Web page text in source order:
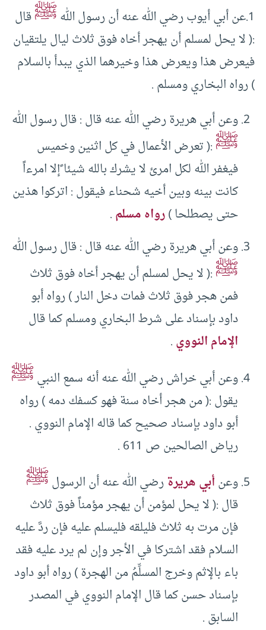
1.عن أبي أيوب رضي الله عنه أن رسول الله
ﷺقال
:( لا يحل لمسلم أن يهجر أخاه فوق ثلاث ليال يلتقيان
فيعرض هذا ويعرض هذا وخيرهما الذي يبدأ بالسلام
) رواه البخاري ومسلم .
وعن أبي هريرة رضي الله عنه قال : قال رسول الله
ﷺ:( تعرض الأعمال في كل اثنين وخميس
فيغفر الله لكل امرئ لا يشرك بالله شيئا ًإلا امرءاً
كانت بينه وبين أخيه شحناء فيقول : اتركوا هذين
حتى يصطلحا )رواه مسلم.
وعن أبي هريرة رضي الله عنه قال : قال رسول الله
ﷺ:( لا يحل لمسلم أن يهجر أخاه فوق ثلاث
فمن هجر فوق ثلاث فمات دخل النار ) رواه أبو
داود بإسناد على شرط البخاري ومسلم كما قال
الإمام النووي.
وعن أبي خراش رضي الله عنه أنه سمع النبيﷺ
يقول :( من هجر أخاه سنة فهو كسفك دمه ) رواه
أبو داود بإسناد صحيح كما قاله الإمام النووي .
رياض الصالحين ص 611 .
وعنأبي هريرةرضي الله عنه أن الرسولﷺ
قال :( لا يحل لمؤمن أن يهجر مؤمناً فوق ثلاث
فإن مرت به ثلاث فليلقه فليسلم عليه فإن ردَّ عليه
السلام فقد اشتركا في الأجر وإن لم يرد عليه فقد
باء بالإثم وخرج المسلِّمُ من الهجرة ) رواه أبو داود
بإسناد حسن كما قال الإمام النووي في المصدر
السابق .